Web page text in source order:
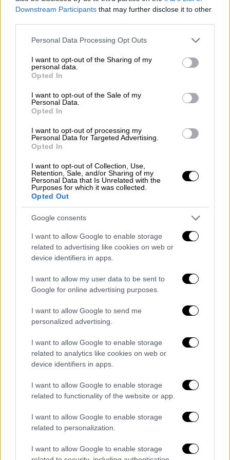
Downstream Participants that may further disclose it to other
Please note that this website/app uses one or more Google
not limited to your visit or usage behaviour. You may click to
grant or deny consent to Google and its third-party tags to
use your data for below specified purposes in below Google
consent section.
Personal Data Processing Opt Outs
I want to opt-out of the Sharing of my
personal data.
Opted In
I want to opt-out of the Sale of my
Personal Data.
Opted In
I want to opt-out of processing my
Personal Data for Targeted Advertising.
Opted In
I want to opt-out of Collection, Use,
Retention, Sale, and/or Sharing of my
Personal Data that Is Unrelated with the
Purposes for which it was collected.
Opted Out
Google consents
I want to allow Google to enable storage
related to advertising like cookies on web or
device identifiers in apps.
I want to allow my user data to be sent to
Google for online advertising purposes.
I want to allow Google to send me
personalized advertising.
I want to allow Google to enable storage
related to analytics like cookies on web or
device identifiers in apps.
I want to allow Google to enable storage
related to functionality of the website or app.
I want to allow Google to enable storage
related to personalization.
I want to allow Google to enable storage
Φεστιβάλ « Ανιμέισον και Αρχαία Ελλάδα
ενώ μερικές ακόμη θεματικές που
παρουσιάζονται αφορούν στη
τεκμηρίωσης και masterclasses και
συζητήσεις από διεθνούς φήμης Ισπανούς
παραγωγούς. Σημαντική ακόμη θα είναι και η
παρουσία των σταθερών συνεργατών του
Animasyros, όπως το ΕΚΟΜΕ, το Ελληνικό
Κέντρο Κινηματογράφου, το Enterprise
Greece, το Creative Europe και το
Πανεπιστήμιο Αιγαίου.
Και φέτος διοργανώνεται το
Coaching Workshop), με Pitching Workshop
Tutor την Tunde Vollenbroek, μία από τις πιο
στην ευρωπαϊκή κοινότητα, συνιδιοκτήτρια
και παραγωγό του animation house Studio
Pupil, με πολυετή εμπειρία στο coaching σε
μεγάλα φεστιβάλ. Κατά τη διάρκεια του
How to
», δίνεται η δυνατότητα σε
συμμετέχοντες6 επιλεγμένων projects
παρουσιάσουν, στο πλαίσιο του Pitching
Forum στη Σύρο, το υπό εξέλιξη έργο τους
στο κοινό, σε διεθνή επιτροπή από
επαγγελματίες του animation και σε
πιθανούς επενδυτές (Pitching Sessions). Η
διεθνής επιτροπή αποτελείται από τους